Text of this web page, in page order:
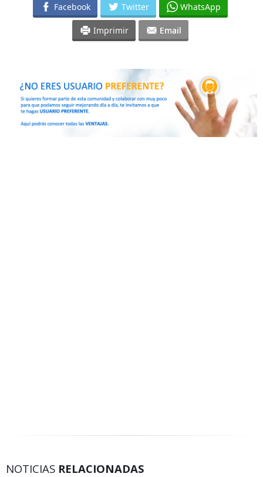
Facebook Twitter WhatsApp
Imprimir Email
NOTICIAS RELACIONADAS